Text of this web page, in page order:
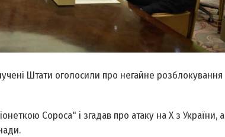
Штати оголосили про негайне розблокування
Сороса" і згадав про атаку на X з України, а